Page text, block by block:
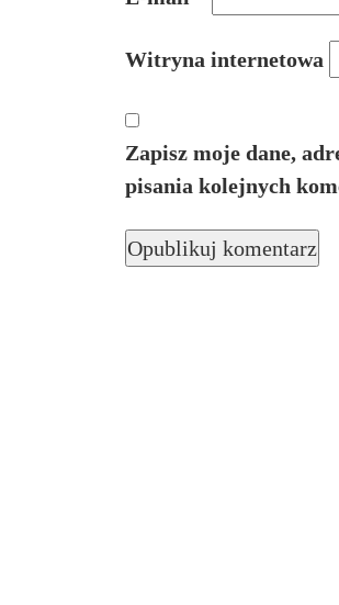
Witryna internetowa
Zapisz moje dane,
pisania kolejnych